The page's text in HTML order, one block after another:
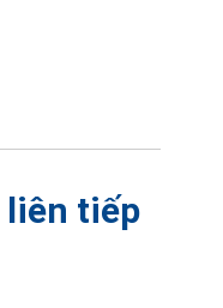
liên tiếp